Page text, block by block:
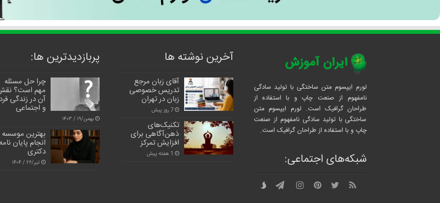
لورم ایپسوم متن ساختگی با تولید سادگی
نامفهوم از صنعت چاپ و با استفاده از
طراحان گرافیک است. لورم ایپسوم متن
ساختگی با تولید سادگی نامفهوم از صنعت
چاپ و با استفاده از طراحان گرافیک است.
شبکه‌های اجتماعی:
آخرین نوشته ها
آقای زبان مرجع
تدریس خصوصی
زبان در تهران
7 روز پیش
تکنیک‌های
ذهن‌آگاهی برای
افزایش تمرکز
1 هفته پیش
پربازدیدترین‌ ها:
چرا حل مسئله
مهم است؟
آن در زندگی
و اجتماعی
بهمن/۱۹ / ۱۴۰۳
بهترین موسسه
انجام پایان
دکتری
تیر/۲۶ / ۱۴۰۴